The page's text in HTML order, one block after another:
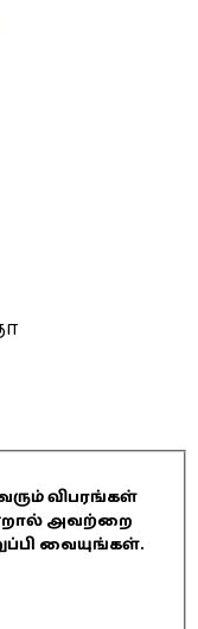
விபரங்கள்
அவற்றை
வையுங்கள்.